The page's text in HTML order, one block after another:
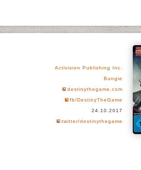
Activision Publishing Inc.
Bungie
destinythegame.com
fb/DestinyTheGame
24.10.2017
twitter/destinythegame